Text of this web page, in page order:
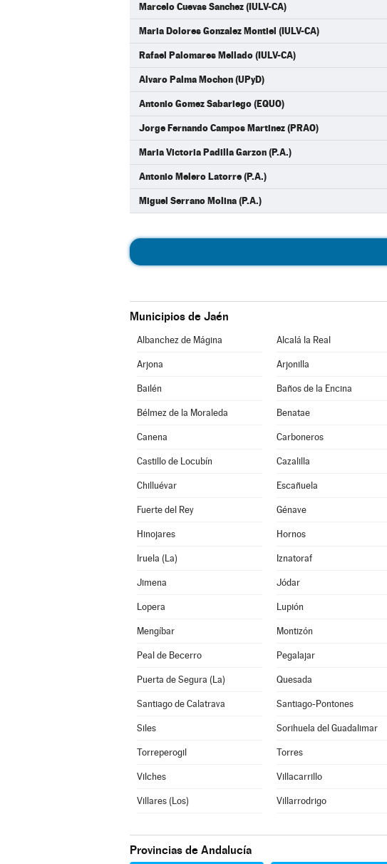
Marcelo Cuevas Sanchez (IULV-CA)
Maria Dolores Gonzalez Montiel (IULV-CA)
Rafael Palomares Mellado (IULV-CA)
Alvaro Palma Mochon (UPyD)
Antonio Gomez Sabariego (EQUO)
Jorge Fernando Campos Martinez (PRAO)
Maria Victoria Padilla Garzon (P.A.)
Antonio Melero Latorre (P.A.)
Miguel Serrano Molina (P.A.)
Municipios de Jaén
Albanchez de Mágina Alcalá la Real
Arjona Arjonilla
Bailén Baños de la Encina
Bélmez de la Moraleda Benatae
Canena Carboneros
Castillo de Locubín Cazalilla
Chilluévar Escañuela
Fuerte del Rey Génave
Hinojares Hornos
Iruela (La) Iznatoraf
Jimena Jódar
Lopera Lupión
Mengíbar Montizón
Peal de Becerro Pegalajar
Puerta de Segura (La) Quesada
Santiago de Calatrava Santiago-Pontones
Siles Sorihuela del Guadalimar
Torreperogil Torres
Vilches Villacarrillo
Villares (Los) Villarrodrigo
Provincias de Andalucía